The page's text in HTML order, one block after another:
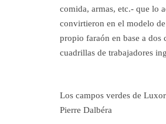
comida, armas, etc.- que lo
convirtieron en el modelo
propio faraón en base a
cuadrillas de trabajadores
Los campos verdes de
Pierre Dalbéra